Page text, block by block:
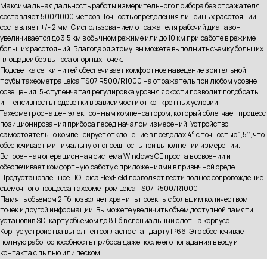
Максимальная дальность работы измерительного прибора без отражателя
составляет 500/1000 метров. Точность определения линейных расстояний
составляет +/- 2 мм. С использованием отражателя рабочий диапазон
увеличивается до 3,5 км в обычном режиме или до 10 км при работе в режиме
больших расстояний. Благодаря этому, вы можете выполнить съемку больших
площадей без выноса опорных точек.
Подсветка сетки нитей обеспечивает комфортное наведение зрительной
трубы тахеометра Leica TS07 R500/R1000 на отражатель при любом уровне
освещения. 5-ступенчатая регулировка уровня яркости позволит подобрать
интенсивность подсветки в зависимости от конкретных условий.
Тахеометр оснащен электронным компенсатором, который облегчает процесс
позиционирования прибора перед началом измерений. Устройство
самостоятельно компенсирует отклонение в пределах 4° с точностью 1,5’’, что
обеспечивает минимальную погрешность при выполнении измерений.
Встроенная операционная система Windows CE проста в освоении и
обеспечивает комфортную работу с приложениями в привычной среде.
Предустановленное ПО Leica FlexField позволяет вести полное сопровождение
съемочного процесса тахеометром Leica TS07 R500/R1000
Память объемом 2 Гб позволяет хранить проекты с большим количеством
точек и другой информации. Вы можете увеличить объем доступной памяти,
установив SD-карту объемом до 8 Гб в специальный слот на корпусе.
Корпус устройства выполнен согласно стандарту IP66. Это обеспечивает
полную работоспособность прибора даже после его попадания в воду и
контакта с пылью или песком.